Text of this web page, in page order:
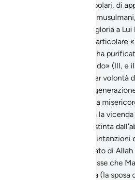
ex voto, di rosari e scapolari, di
santuari. Maria, per noi
tramite la quale Allah (gloria a Lui
voluto dare un segno particolare
Allah ti ha prescelta; ti ha
tutte le donne del mondo» (III, e
Gesù suo figlio, nato per volontà
divina creazione nella
segno per le genti e una
Nostra» (XIX, 21). Tutta la
dolcemente contraddistinta
e da una purezza delle intenzioni
figura angelicata; l’Inviato di
benedizioni su di lui) disse che
Fatima, Khadîja e ‘Asiya (la